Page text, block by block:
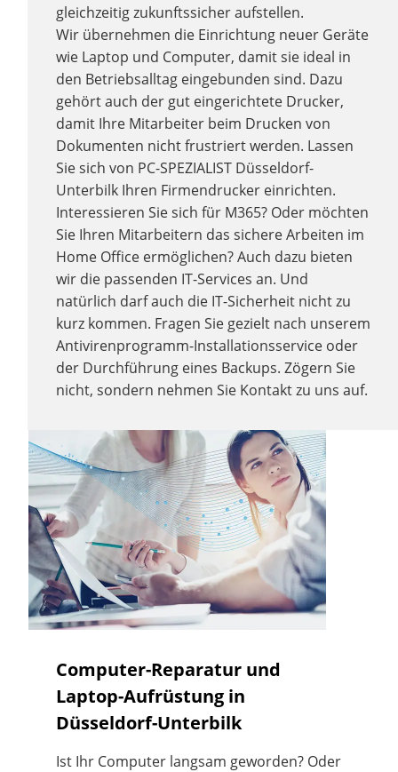
gleichzeitig zukunftssicher aufstellen.
Wir übernehmen die Einrichtung neuer Geräte
wie Laptop und Computer, damit sie ideal in
den Betriebsalltag eingebunden sind. Dazu
gehört auch der gut eingerichtete Drucker,
damit Ihre Mitarbeiter beim Drucken von
Dokumenten nicht frustriert werden. Lassen
Sie sich von PC-SPEZIALIST Düsseldorf-
Unterbilk Ihren Firmendrucker einrichten.
Interessieren Sie sich für M365? Oder möchten
Sie Ihren Mitarbeitern das sichere Arbeiten im
Home Office ermöglichen? Auch dazu bieten
wir die passenden IT-Services an. Und
natürlich darf auch die IT-Sicherheit nicht zu
kurz kommen. Fragen Sie gezielt nach unserem
Antivirenprogramm-Installationsservice oder
der Durchführung eines Backups. Zögern Sie
nicht, sondern nehmen Sie Kontakt zu uns auf.
Computer-Reparatur und
Laptop-Aufrüstung in
Düsseldorf-Unterbilk
Ist Ihr Computer langsam geworden? Oder